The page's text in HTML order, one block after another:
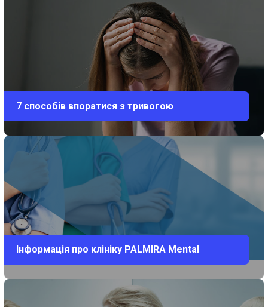
7 способів впоратися з тривогою
Інформація про клініку PALMIRA Mental